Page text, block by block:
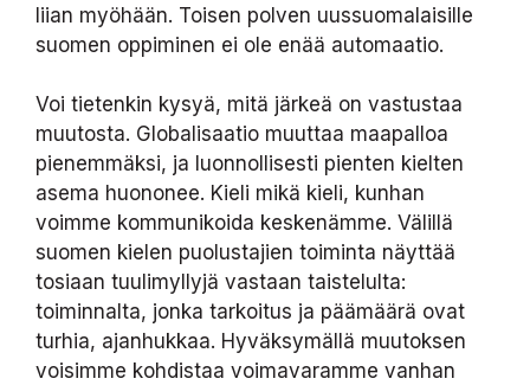
liian myöhään. Toisen polven uussuomalaisille
suomen oppiminen ei ole enää automaatio.
Voi tietenkin kysyä, mitä järkeä on vastustaa
muutosta. Globalisaatio muuttaa maapalloa
pienemmäksi, ja luonnollisesti pienten kielten
asema huononee. Kieli mikä kieli, kunhan
voimme kommunikoida keskenämme. Välillä
suomen kielen puolustajien toiminta näyttää
tosiaan tuulimyllyjä vastaan taistelulta:
toiminnalta, jonka tarkoitus ja päämäärä ovat
turhia, ajanhukkaa. Hyväksymällä muutoksen
voisimme kohdistaa voimavaramme vanhan